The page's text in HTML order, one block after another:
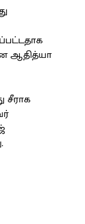
ஆதித்யா
சீராக